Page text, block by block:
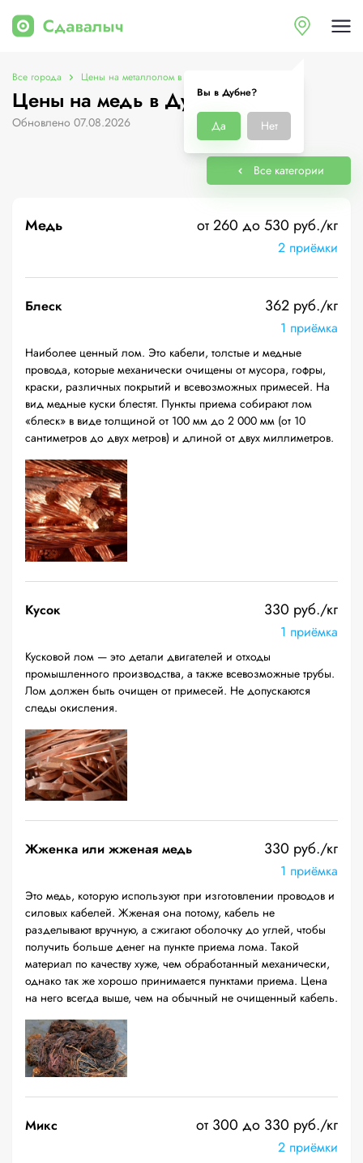
Вы в Дубне?
Да Нет
Все города Цены на металлолом в Дубне
Цены на медь в Дубне
Обновлено 07.08.2026
Все категории
Медь от 260 до 530 руб./кг
2 приёмки
Блеск 362 руб./кг
1 приёмка
Наиболее ценный лом. Это кабели, толстые и медные
провода, которые механически очищены от мусора, гофры,
краски, различных покрытий и всевозможных примесей. На
вид медные куски блестят. Пункты приема собирают лом
«блеск» в виде толщиной от 100 мм до 2 000 мм (от 10
сантиметров до двух метров) и длиной от двух миллиметров.
Кусок 330 руб./кг
1 приёмка
Кусковой лом — это детали двигателей и отходы
промышленного производства, а также всевозможные трубы.
Лом должен быть очищен от примесей. Не допускаются
следы окисления.
Жженка или жженая медь 330 руб./кг
1 приёмка
Это медь, которую используют при изготовлении проводов и
силовых кабелей. Жженая она потому, кабель не
разделывают вручную, а сжигают оболочку до углей, чтобы
получить больше денег на пункте приема лома. Такой
материал по качеству хуже, чем обработанный механически,
однако так же хорошо принимается пунктами приема. Цена
на него всегда выше, чем на обычный не очищенный кабель.
Микс от 300 до 330 руб./кг
2 приёмки